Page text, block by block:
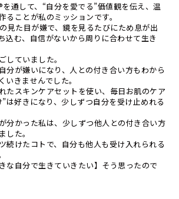
通して、“自分を愛でる”価値観を伝え、温
ることが私のミッションです。
見た目が嫌で、鏡を見るたびにため息が出
込む、自信がないから周りに合わせて生き
していました。
分が嫌いになり、人との付き合い方もわから
いきませんでした。
たスキンケアセットを使い、毎日お肌のケア
は好きになり、少しずつ自分を受け止めれる
分かった私は、少しずつ他人との付き合い方
した。
続けたコトで、自分も他人も受け入れられる
な自分で生きていきたい】そう思ったので